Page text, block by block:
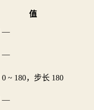
值
—
—
0 ~ 180，步长 180
—